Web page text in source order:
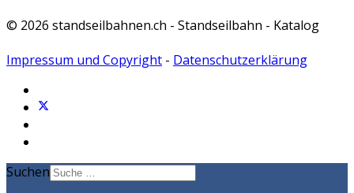
© 2026 standseilbahnen.ch - Standseilbahn - Katalog
Impressum und Copyright - Datenschutzerklärung
Suchen